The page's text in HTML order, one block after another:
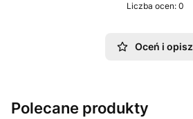
Liczba ocen: 0
Oceń i opisz
Polecane produkty